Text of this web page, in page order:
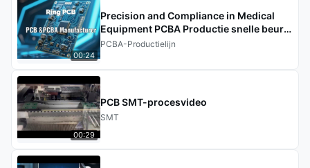
00:24
Precision and Compliance in Medical
Equipment PCBA Productie snelle beurt
PCBA
PCBA-Productielijn
00:29
PCB SMT-procesvideo
SMT